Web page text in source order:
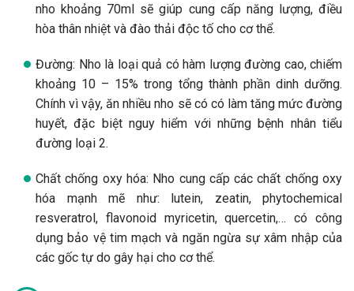
nho khoảng 70ml sẽ giúp cung cấp năng lượng, điều
hòa thân nhiệt và đào thải độc tố cho cơ thể.
Đường: Nho là loại quả có hàm lượng đường cao, chiếm
khoảng 10 – 15% trong tổng thành phần dinh dưỡng.
Chính vì vậy, ăn nhiều nho sẽ có có làm tăng mức đường
huyết, đặc biệt nguy hiểm với những bệnh nhân tiểu
đường loại 2.
Chất chống oxy hóa: Nho cung cấp các chất chống oxy
hóa mạnh mẽ như: lutein, zeatin, phytochemical
resveratrol, flavonoid myricetin, quercetin,… có công
dụng bảo vệ tim mạch và ngăn ngừa sự xâm nhập của
các gốc tự do gây hại cho cơ thể.